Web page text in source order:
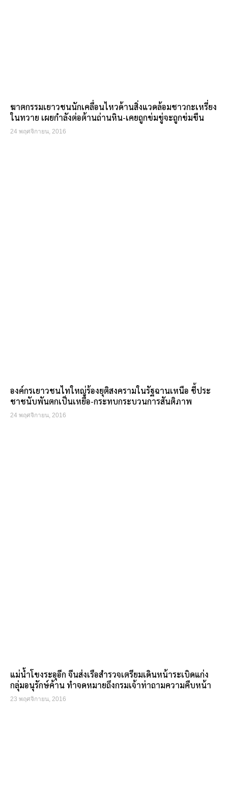
ฆาตกรรมเยาวชนนักเคลื่อนไหวด้านสิ่งแวดล้อมชาวกะเหรี่ยง
ในทวาย เผยกำลังต่อต้านถ่านหิน-เคยถูกข่มขู่จะถูกข่มขืน
24 พฤศจิกายน, 2016
องค์กรเยาวชนไทใหญ่ร้องยุติสงครามในรัฐฉานเหนือ ชี้ประ
ชาชนับพันตกเป็นเหยื่อ-กระทบกระบวนการสันติภาพ
24 พฤศจิกายน, 2016
แม่น้ำโขงระอุอีก จีนส่งเรือสำรวจเตรียมเดินหน้าระเบิดแก่ง
กลุ่มอนุรักษ์ค้าน ทำจดหมายถึงกรมเจ้าท่าถามความคืบหน้า
23 พฤศจิกายน, 2016